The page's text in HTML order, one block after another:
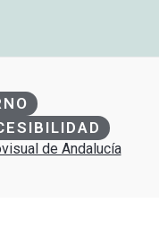
de Andalucía